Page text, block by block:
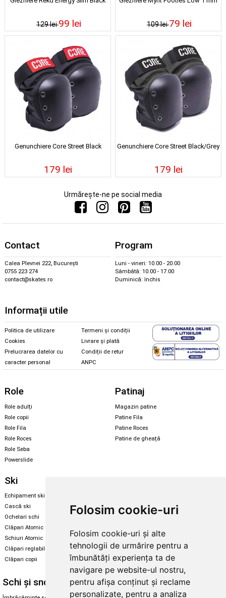
Folosim cookie-uri
Folosim cookie-uri și alte
tehnologii de urmărire pentru a
îmbunătăți experiența ta de
navigare pe website-ul nostru,
pentru afișa conținut și reclame
personalizate, pentru a analiza
129 lei99 lei 109 lei79 lei
Genunchiere Core Street Black
179 lei
Genunchiere Core Street Black/Grey
179 lei
Urmărește-ne pe social media
Contact
Calea Plevnei 222, București
0755 223 274
contact@skates.ro
Program
Luni - vineri: 10.00 - 20.00
Sâmbătă: 10.00 - 17.00
Duminică: închis
Informații utile
Politica de utilizare
Cookies
Prelucrarea datelor cu
caracter personal
Termeni și condiții
Livrare și plată
Condiții de retur
ANPC
Role
Role adulți
Role copii
Role Fila
Role Roces
Role Seba
Powerslide
Patinaj
Magazin patine
Patine Fila
Patine Roces
Patine de gheață
Ski
Echipament ski
Cască ski
Ochelari schi
Clăpari Atomic
Schiuri Atomic
Clăpari reglabili
Clăpari copii
Echipament snowboard
Skate & longboard
Santa Cruz
Enuff Skateboards
Schi și snowboard Diverse